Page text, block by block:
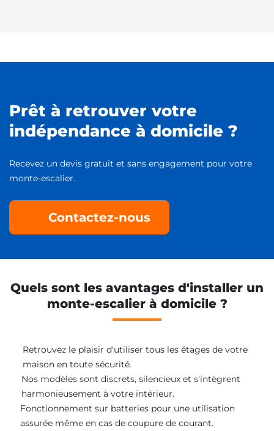
Prêt à retrouver votre
indépendance à domicile ?
Recevez un devis gratuit et sans engagement pour votre
monte-escalier.
Contactez-nous
Quels sont les avantages d'installer un
monte-escalier à domicile ?
Retrouvez le plaisir d'utiliser tous les étages de votre
maison en toute sécurité.
Nos modèles sont discrets, silencieux et s'intègrent
harmonieusement à votre intérieur.
Fonctionnement sur batteries pour une utilisation
assurée même en cas de coupure de courant.